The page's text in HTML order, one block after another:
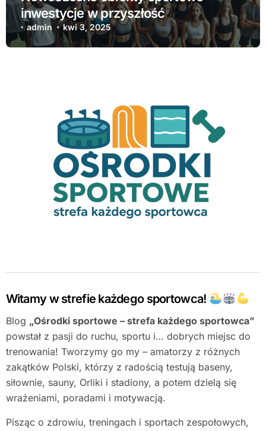
inwestycje w przyszłość
admin kwi 3, 2025
Witamy w strefie każdego sportowca!
Blog „Ośrodki sportowe – strefa każdego sportowca”
powstał z pasji do ruchu, sportu i… dobrych miejsc do
trenowania! Tworzymy go my – amatorzy z różnych
zakątków Polski, którzy z radością testują baseny,
siłownie, sauny, Orliki i stadiony, a potem dzielą się
wrażeniami, poradami i motywacją.
Pisząc o zdrowiu, treningach i sportach zespołowych,